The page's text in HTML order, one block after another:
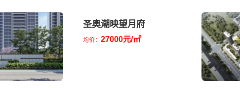
圣奥潮映望月府
均价： 27000元/㎡